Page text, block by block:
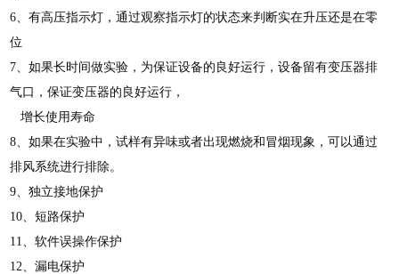
6、有高压指示灯，通过观察指示灯的状态来判断实在升压还是在零
位
7、如果长时间做实验，为保证设备的良好运行，设备留有变压器排
气口，保证变压器的良好运行，
增长使用寿命
8、如果在实验中，试样有异味或者出现燃烧和冒烟现象，可以通过
排风系统进行排除。
9、独立接地保护
10、短路保护
11、软件误操作保护
12、漏电保护